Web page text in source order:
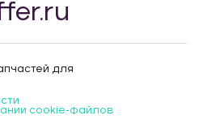
для
cookie-файлов